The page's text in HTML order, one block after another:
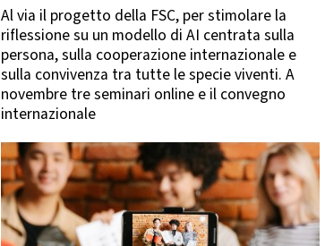
Al via il progetto della FSC, per stimolare la
riflessione su un modello di AI centrata sulla
persona, sulla cooperazione internazionale e
sulla convivenza tra tutte le specie viventi. A
novembre tre seminari online e il convegno
internazionale